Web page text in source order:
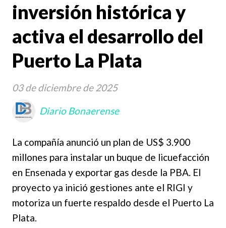
inversión histórica y
activa el desarrollo del
Puerto La Plata
La compañía anunció un plan de US$ 3.900
millones para instalar un buque de licuefacción
en Ensenada y exportar gas desde la PBA. El
proyecto ya inició gestiones ante el RIGI y
motoriza un fuerte respaldo desde el Puerto La
Plata.
03 de diciembre de 2025
Diario Bonaerense